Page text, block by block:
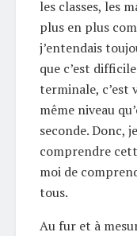
les classes, les
plus en plus
j’entendais
que c’est
terminale, c’est
même niveau
seconde. Donc,
comprendre
moi de
tous.
Au fur et à